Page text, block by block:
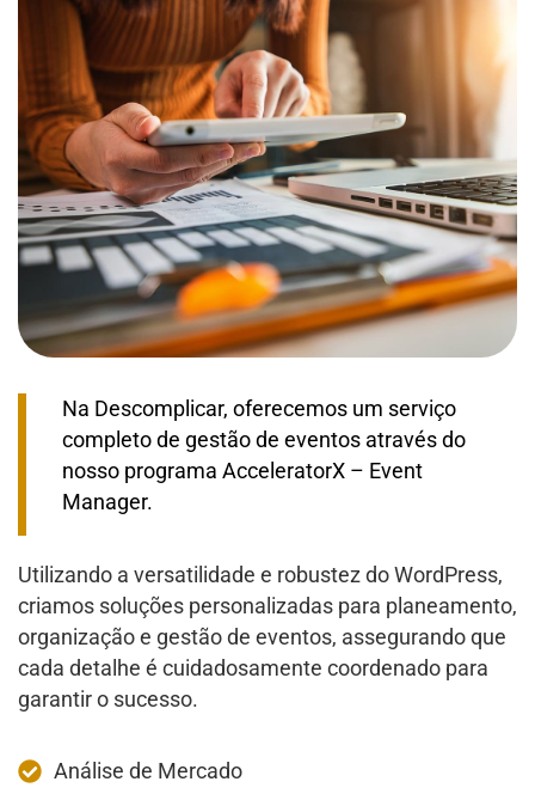
Na Descomplicar, oferecemos um serviço
completo de gestão de eventos através do
nosso programa AcceleratorX – Event
Manager.
Utilizando a versatilidade e robustez do WordPress,
criamos soluções personalizadas para planeamento,
organização e gestão de eventos, assegurando que
cada detalhe é cuidadosamente coordenado para
garantir o sucesso.
Análise de Mercado